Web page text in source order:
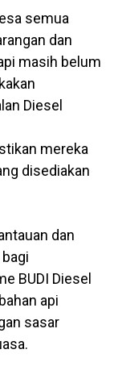
semua
dan
masih belum
Diesel
mereka
disediakan
dan
BUDI Diesel
api
sasar